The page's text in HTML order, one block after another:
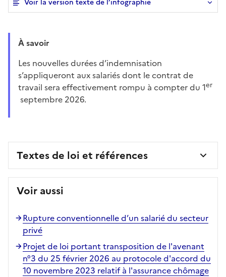
Voir la version texte de l’infographie
À savoir
Les nouvelles durées d’indemnisation
s’appliqueront aux salariés dont le contrat de
travail sera effectivement rompu à compter du 1er
septembre 2026.
Textes de loi et références
Voir aussi
Rupture conventionnelle d’un salarié du secteur
privé
Projet de loi portant transposition de l'avenant
n°3 du 25 février 2026 au protocole d'accord du
10 novembre 2023 relatif à l'assurance chômage